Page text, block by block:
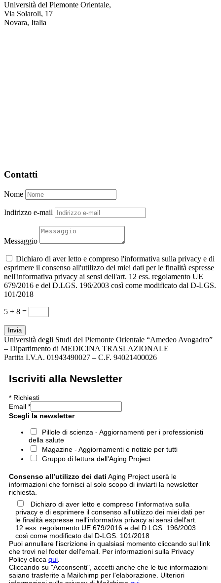
Università del Piemonte Orientale,
Via Solaroli, 17
Novara, Italia
Contatti
Nome
Indirizzo e-mail
Messaggio
Dichiaro di aver letto e compreso l'informativa sulla privacy e di
esprimere il consenso all'utilizzo dei miei dati per le finalità espresse
nell'informativa privacy ai sensi dell'art. 12 ess. regolamento UE
679/2016 e del D.LGS. 196/2003 così come modificato dal D-LGS.
101/2018
5 + 8 =
Invia
Università degli Studi del Piemonte Orientale “Amedeo Avogadro”
– Dipartimento di MEDICINA TRASLAZIONALE
Partita I.V.A. 01943490027 – C.F. 94021400026
Iscriviti alla Newsletter
* Richiesti
Email *
Scegli la newsletter
Pillole di scienza - Aggiornamenti per i professionisti
della salute
Magazine - Aggiornamenti e notizie per tutti
Gruppo di lettura dell'Aging Project
Consenso all’utilizzo dei dati Aging Project userà le
informazioni che fornisci al solo scopo di inviarti la newsletter
richiesta.
Dichiaro di aver letto e compreso l'informativa sulla
privacy e di esprimere il consenso all'utilizzo dei miei dati per
le finalità espresse nell'informativa privacy ai sensi dell'art.
12 ess. regolamento UE 679/2016 e del D.LGS. 196/2003
così come modificato dal D-LGS. 101/2018
Puoi annullare l'iscrizione in qualsiasi momento cliccando sul link
che trovi nel footer dell'email. Per informazioni sulla Privacy
Policy clicca qui
Cliccando su "Acconsenti", accetti anche che le tue informazioni
saiano trasferite a Mailchimp per l'elaborazione. Ulteriori